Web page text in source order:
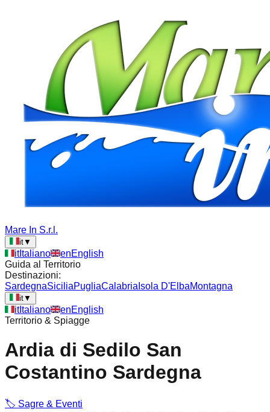
Mare In S.r.l.
it▼
itItaliano enEnglish
Guida al Territorio
Destinazioni:
SardegnaSiciliaPugliaCalabria Isola D'ElbaMontagna
it▼
itItaliano enEnglish
Territorio & Spiagge
Ardia di Sedilo San
Costantino Sardegna
🏷️ Sagre & Eventi